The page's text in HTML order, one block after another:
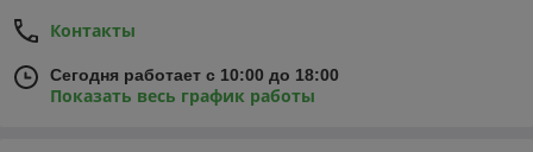
Контакты
Сегодня работает с 10:00 до 18:00
Показать весь график работы